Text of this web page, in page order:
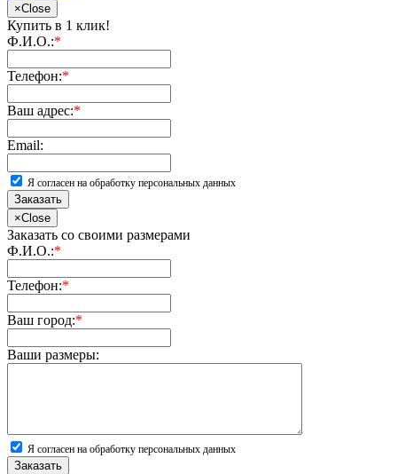
×Close
Купить в 1 клик!
Ф.И.О.:*
Телефон:*
Ваш адрес:*
Email:
Я согласен на обработку персональных данных
Заказать
×Close
Заказать со своими размерами
Ф.И.О.:*
Телефон:*
Ваш город:*
Ваши размеры:
Я согласен на обработку персональных данных
Заказать